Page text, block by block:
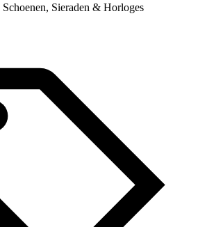
Sieraden & Horloges